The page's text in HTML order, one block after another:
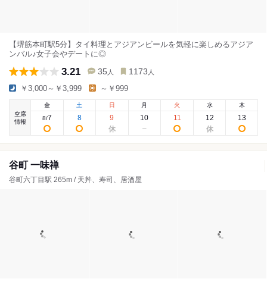
【堺筋本町駅5分】タイ料理とアジアンビールを気軽に楽しめるアジア
ンバル♪女子会やデートに◎
3.21 35 人 1173 人
￥3,000～￥3,999 ～￥999
空席
情報
金
8/7
土
8
日
9
月
10
火
11
水
12
木
13
谷町 一味禅
谷町六丁目駅 265m / 天丼、寿司、居酒屋